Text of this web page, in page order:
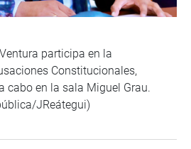
participa en la
Constitucionales,
cabo en la sala Miguel Grau.
JReátegui)